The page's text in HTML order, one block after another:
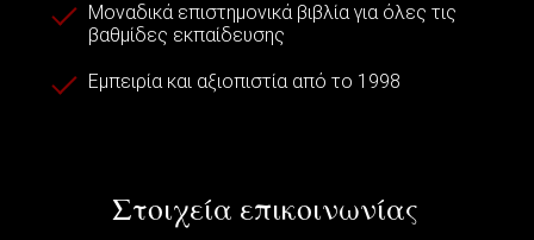
Μοναδικά επιστημονικά βιβλία για όλες τις
βαθμίδες εκπαίδευσης
Εμπειρία και αξιοπιστία από το 1998
Στοιχεία επικοινωνίας